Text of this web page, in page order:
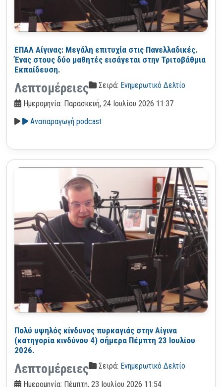
ΕΠΑΛ Αίγινας: Μεγάλη επιτυχία στις Πανελλαδικές.
Ένας στους δύο μαθητές εισάγεται στην Τριτοβάθμια
Εκπαίδευση.
Λεπτομέρειες Σειρά: Ενημερωτικό Δελτίο
Ημερομηνία: Παρασκευή, 24 Ιουλίου 2026 11:37
Αναπαραγωγή podcast
Πολύ υψηλός κίνδυνος πυρκαγιάς στην Αίγινα
(κατηγορία κινδύνου 4) σήμερα Πέμπτη 23 Ιουλίου
2026.
Λεπτομέρειες Σειρά: Ενημερωτικό Δελτίο
Ημερομηνία: Πέμπτη, 23 Ιουλίου 2026 11:54